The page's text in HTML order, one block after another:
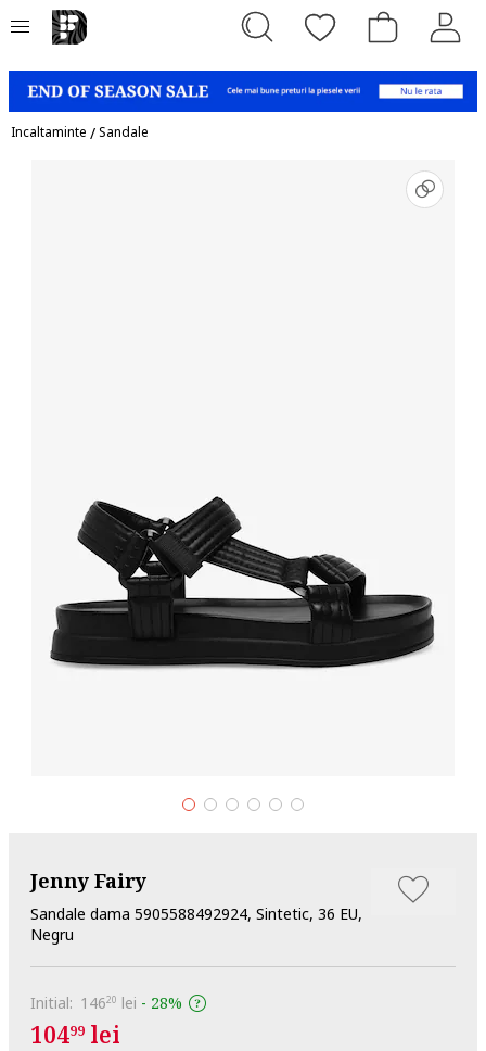
Incaltaminte /Sandale
Jenny Fairy
Sandale dama 5905588492924, Sintetic, 36 EU,
Negru
Initial: 14620 lei - 28%
10499 lei